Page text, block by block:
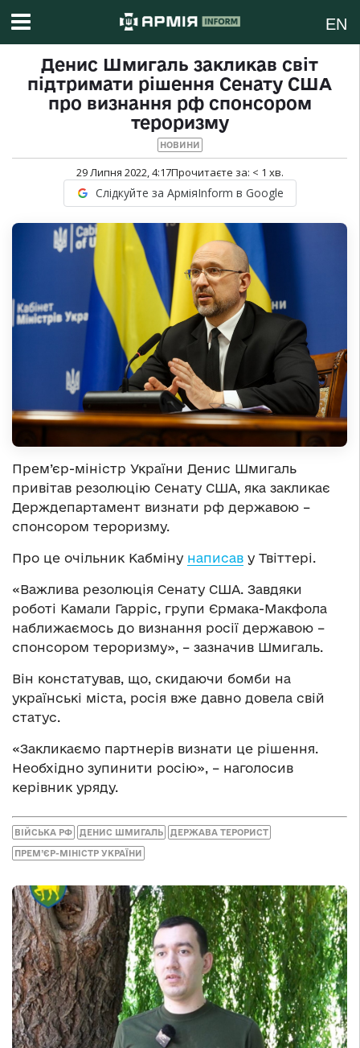
EN
Денис Шмигаль закликав світ
підтримати рішення Сенату США
про визнання рф спонсором
тероризму
НОВИНИ
29 Липня 2022, 4:17Прочитаєте за: < 1 хв.
Слідкуйте за АрміяInform в Google
Прем’єр-міністр України Денис Шмигаль
привітав резолюцію Сенату США, яка закликає
Держдепартамент визнати рф державою –
спонсором тероризму.
Про це очільник Кабміну написав у Твіттері.
«Важлива резолюція Сенату США. Завдяки
роботі Камали Гарріс, групи Єрмака-Макфола
наближаємось до визнання росії державою –
спонсором тероризму», – зазначив Шмигаль.
Він констатував, що, скидаючи бомби на
українські міста, росія вже давно довела свій
статус.
«Закликаємо партнерів визнати це рішення.
Необхідно зупинити росію», – наголосив
керівник уряду.
ВІЙСЬКА РФ ДЕНИС ШМИГАЛЬ ДЕРЖАВА ТЕРОРИСТ
ПРЕМ’ЄР-МІНІСТР УКРАЇНИ